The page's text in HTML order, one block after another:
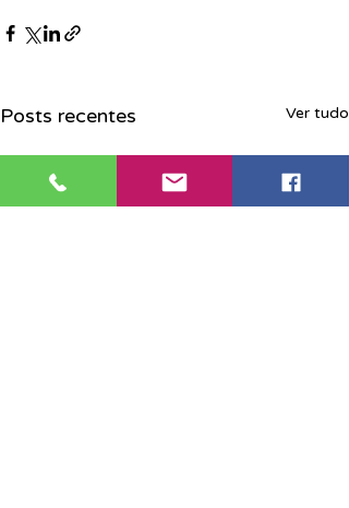
Posts recentes Ver tudo